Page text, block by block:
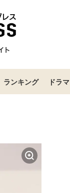
ランキング ドラマ